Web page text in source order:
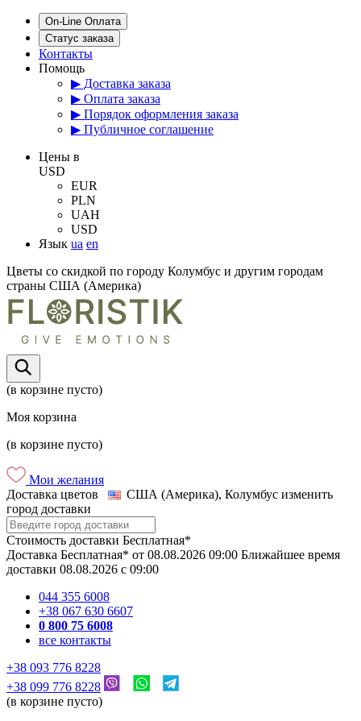
On-Line Оплата
Статус заказа
Контакты
Помощь
▶ Доставка заказа
▶ Оплата заказа
▶ Порядок оформления заказа
▶ Публичное соглашение
Цены в
USD
EUR
PLN
UAH
USD
Язык ua en
Цветы со скидкой по городу Колумбус и другим городам
страны США (Америка)
(в корзине пусто)
Моя корзина
(в корзине пусто)
Мои желания
Доставка цветов
США (Америка), Колумбус изменить
город доставки
Стоимость доставки Бесплатная*
Доставка Бесплатная* от 08.08.2026 09:00 Ближайшее время
доставки 08.08.2026 c 09:00
044 355 6008
+38 067 630 6607
0 800 75 6008
все контакты
+38 093 776 8228
+38 099 776 8228
(в корзине пусто)